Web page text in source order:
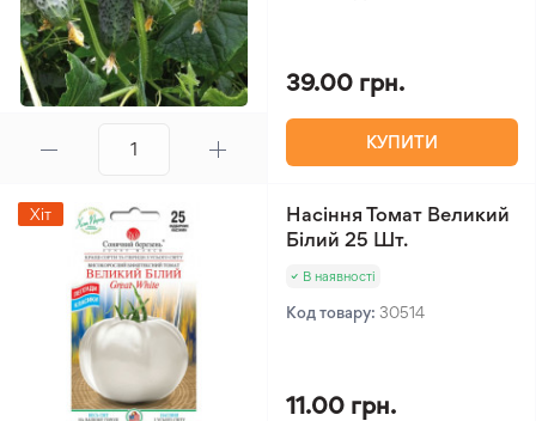
39.00 грн.
КУПИТИ
Хіт
Насіння Томат Великий
Білий 25 Шт.
В наявності
Код товару: 30514
11.00 грн.